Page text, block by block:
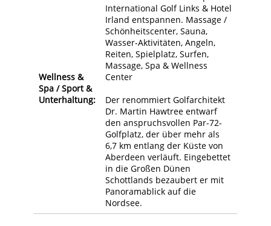
Wellness &
Spa / Sport &
Unterhaltung:
International Golf Links & Hotel
Irland entspannen. Massage /
Schönheitscenter, Sauna,
Wasser-Aktivitäten, Angeln,
Reiten, Spielplatz, Surfen,
Massage, Spa & Wellness
Center
Der renommiert Golfarchitekt
Dr. Martin Hawtree entwarf
den anspruchsvollen Par-72-
Golfplatz, der über mehr als
6,7 km entlang der Küste von
Aberdeen verläuft. Eingebettet
in die Großen Dünen
Schottlands bezaubert er mit
Panoramablick auf die
Nordsee.